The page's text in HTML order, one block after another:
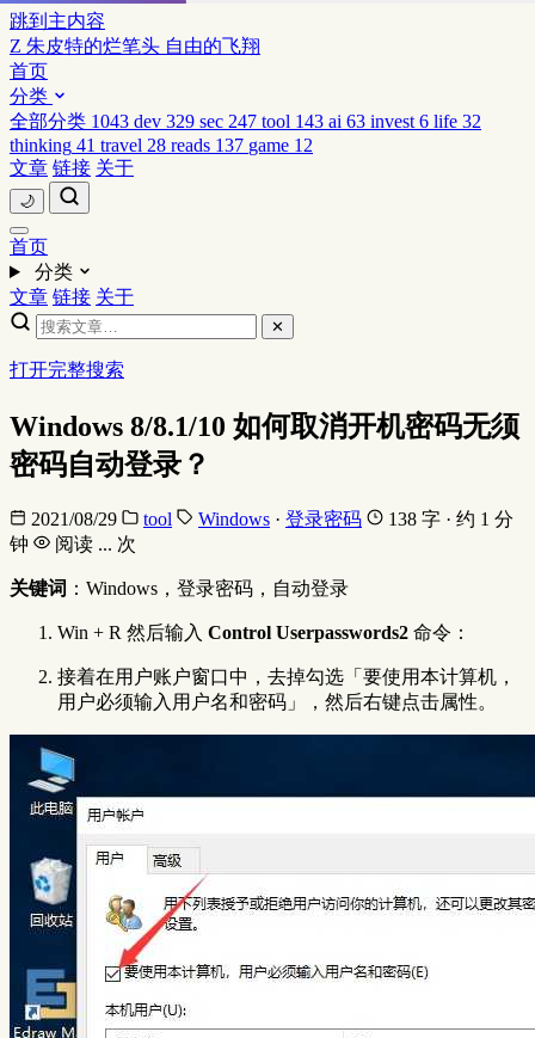
跳到主内容
Z 朱皮特的烂笔头 自由的飞翔
首页
分类
全部分类 1043 dev 329 sec 247 tool 143 ai 63 invest 6 life 32
thinking 41 travel 28 reads 137 game 12
文章 链接 关于
🌙
首页
分类
文章 链接 关于
✕
打开完整搜索
Windows 8/8.1/10 如何取消开机密码无须
密码自动登录？
2021/08/29 tool Windows · 登录密码
138 字 · 约 1 分
钟
阅读 ... 次
关键词 ：Windows，登录密码，自动登录
Win + R 然后输入 Control Userpasswords2 命令：
接着在用户账户窗口中，去掉勾选「要使用本计算机，
用户必须输入用户名和密码」，然后右键点击属性。